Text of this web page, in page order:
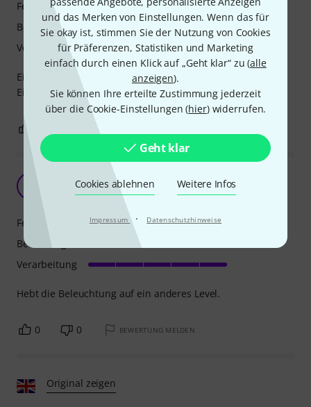
und das Merken von Einstellungen. Wenn das für
Sie okay ist, stimmen Sie der Nutzung von Cookies
für Präferenzen, Statistiken und Marketing
einfach durch einen Klick auf „Geht klar“ zu (alle
anzeigen).
Sie können Ihre erteilte Zustimmung jederzeit
über die Cookie-Einstellungen (hier) widerrufen.
Geht klar
Cookies ablehnen Weitere Infos
Impressum · Datenschutzhinweise
Einfache Bedienung, viele Möglichkeiten und Funktionen.
Einfach top
Features
Bedienung
Verarbeitung
Highlight
DjAngelo 06.08.2026
Hebt die Beleuchtung auf ein anderes Level.
Features
Bedienung
Verarbeitung
0 0 BEWERTUNG MELDEN
Original zeigen